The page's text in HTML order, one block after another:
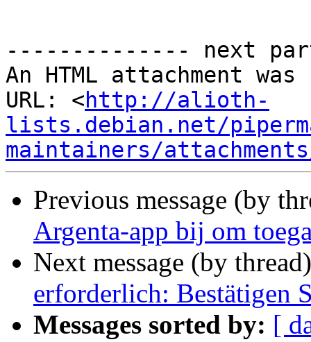
-------------- next
An HTML attachment
URL: <http://alioth-
lists.debian.net/
maintainers/
Previous message (by
Argenta-app bij om
Next message (by
erforderlich: Bestätigen
Messages sorted by: [